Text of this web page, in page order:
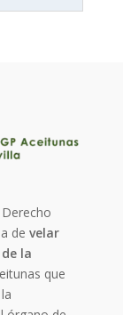
develar
la
que